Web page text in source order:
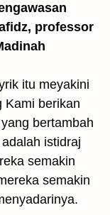
professor
itu meyakini
Kami berikan
bertambah
istidraj
semakin
semakin